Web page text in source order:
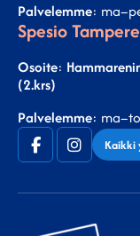
Palvelemme:
Spesio Tampere
Osoite:
(2.krs)
Palvelemme:
FacebookInstagram
Kaikki